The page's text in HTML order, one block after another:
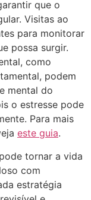
que o
Visitas ao
para monitorar
possa surgir.
como
podem
mental do
o estresse pode
Para mais
este guia.
tornar a vida
com
estratégia